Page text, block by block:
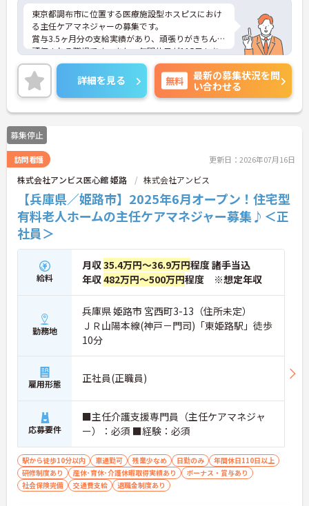
東京都調布市に位置する医療施設型ホスピスにおけ
る主任ケアマネジャーの募集です。
賞与3.5ヶ月分の支給実績があり、頑張りがきちんと
評価される職場です。また、年間休日が115日もあ
るのでプライベートを大切にしながらご勤務いただ
けます。
ご興味のある方には、面接対策ポイントなど、さら
に詳細をお話しいたしますのでお気軽にご相談くだ
さい！
詳細を見る 無料
最新の募集状況を問
い合わせる
募集停止
訪問看護 更新日：2026年07月16日
株式会社アンビス医心館 姫路 株式会社アンビス
【兵庫県／姫路市】2025年6月オープン！住宅型
有料老人ホームの主任ケアマネジャー募集♪＜正
社員＞
給料
月収35.4万円～36.9万円程度 諸手当込
年収482万円～500万円程度 ※想定年収
勤務地
兵庫県 姫路市 宮西町3-13（住所未定）
ＪＲ山陽本線(神戸－門司)「東姫路駅」徒歩
10分
雇用形態 正社員(正職員)
応募要件
■主任介護支援専門員（主任ケアマネジャ
ー）：必須 ■経験：必須
駅から徒歩10分以内 車通勤可 残業少なめ 日勤のみ
年間休日110日以上
研修制度あり
産休･育休･介護休暇取得実績あり
ボーナス・賞与あり
社会保険完備
交通費支給 退職金制度あり